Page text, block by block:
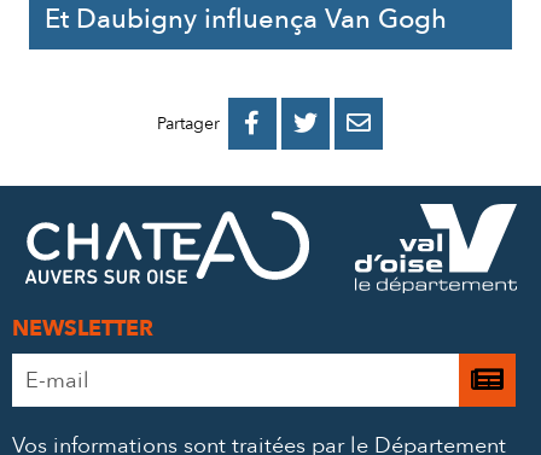
Et Daubigny influença Van Gogh
Partager 
PARTAGER
FACEBOOK
PARTAGER
PARTAGER
MAIL
NEWSLETTER
Adresse
e-
Je
Vos informations sont traitées par le Département